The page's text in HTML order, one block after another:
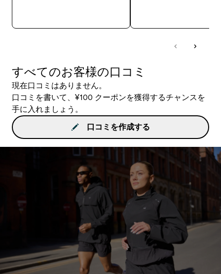
すべてのお客様の口コミ
現在口コミはありません。
口コミを書いて、¥100 クーポンを獲得するチャンスを
手に入れましょう。
口コミを作成する